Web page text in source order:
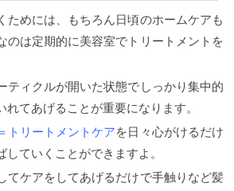
ためには、もちろん日頃のホームケアも
のは定期的に美容室でトリートメントを
ティクルが開いた状態でしっかり集中的
れてあげることが重要になります。
トリートメントケアを日々心がけるだけ
ていくことができますよ。
てケアをしてあげるだけで手触りなど髪